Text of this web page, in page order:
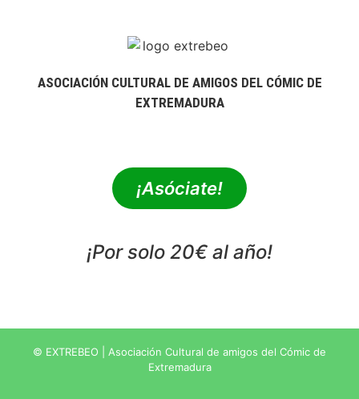
ASOCIACIÓN CULTURAL DE AMIGOS DEL CÓMIC DE
EXTREMADURA
¡Asóciate!
¡Por solo 20€ al año!
© EXTREBEO | Asociación Cultural de amigos del Cómic de
Extremadura